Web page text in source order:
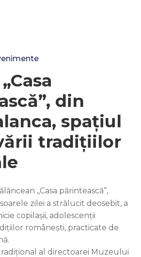
din
spațiul
tradițiilor
,,Casa părintească”,
soarele zilei a strălucit deosebit, a
copilașii, adolescenții
românești, practicate de
al directoarei Muzeului